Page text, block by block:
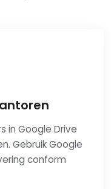
in Google Drive
Gebruik Google
conform